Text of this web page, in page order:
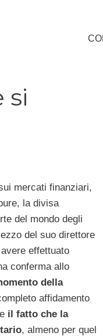
si
mercati finanziari,
la divisa
del mondo degli
del suo direttore
effettuato
conferma allo
della
affidamento
il fatto che la
, almeno per quel